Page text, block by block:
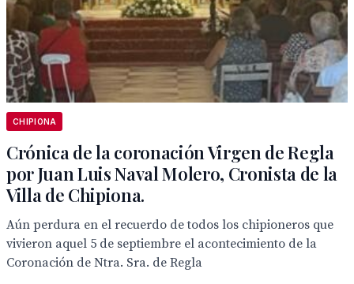
CHIPIONA
Crónica de la coronación Virgen de Regla
por Juan Luis Naval Molero, Cronista de la
Villa de Chipiona.
Aún perdura en el recuerdo de todos los chipioneros que
vivieron aquel 5 de septiembre el acontecimiento de la
Coronación de Ntra. Sra. de Regla